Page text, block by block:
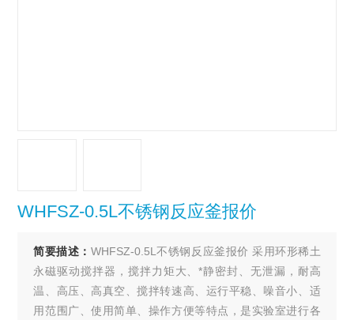
WHFSZ-0.5L不锈钢反应釜报价
简要描述： WHFSZ-0.5L不锈钢反应釜报价 采用环形稀土
永磁驱动搅拌器，搅拌力矩大、*静密封、无泄漏，耐高
温、高压、高真空、搅拌转速高、运行平稳、噪音小、适
用范围广、使用简单、操作方便等特点，是实验室进行各